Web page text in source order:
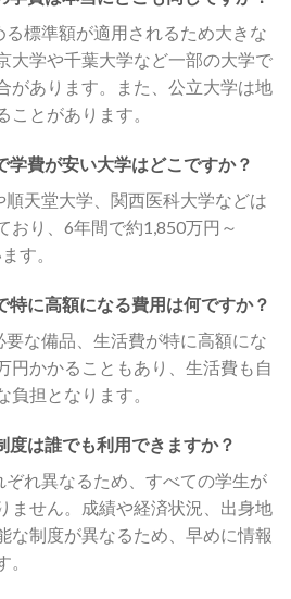
標準額が適用されるため大きな
大学や千葉大学など一部の大学で
があります。また、公立大学は地
とがあります。
学費が安い大学はどこですか？
天堂大学、関西医科大学などは
おり、6年間で約1,850万円～
す。
特に高額になる費用は何ですか？
な備品、生活費が特に高額にな
円かかることもあり、生活費も自
担となります。
度は誰でも利用できますか？
ぞれ異なるため、すべての学生が
ません。成績や経済状況、出身地
な制度が異なるため、早めに情報